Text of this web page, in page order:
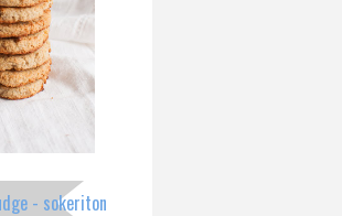
- sokeriton